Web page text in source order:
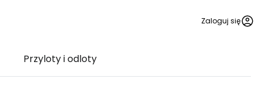
Zaloguj się
Przyloty i odloty